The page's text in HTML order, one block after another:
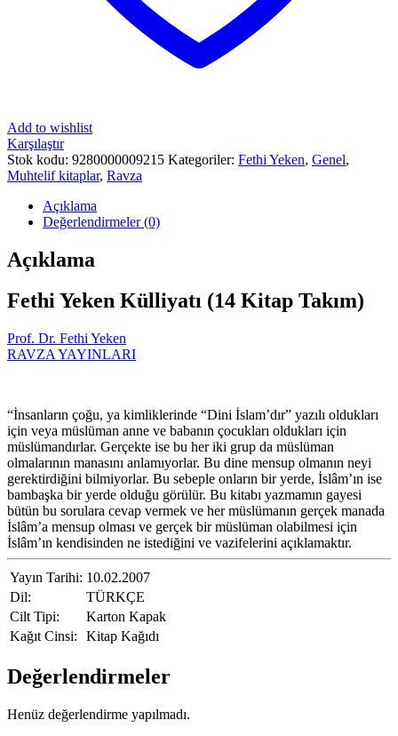
Add to wishlist
Karşılaştır
Stok kodu: 9280000009215 Kategoriler: Fethi Yeken, Genel,
Muhtelif kitaplar, Ravza
Açıklama
Değerlendirmeler (0)
Açıklama
Fethi Yeken Külliyatı (14 Kitap Takım)
Prof. Dr. Fethi Yeken
RAVZA YAYINLARI
“İnsanların çoğu, ya kimliklerinde “Dini İslam’dır” yazılı oldukları
için veya müslüman anne ve babanın çocukları oldukları için
müslümandırlar. Gerçekte ise bu her iki grup da müslüman
olmalarının manasını anlamıyorlar. Bu dine mensup olmanın neyi
gerektirdiğini bilmiyorlar. Bu sebeple onların bir yerde, İslâm’ın ise
bambaşka bir yerde olduğu görülür. Bu kitabı yazmamın gayesi
bütün bu sorulara cevap vermek ve her müslümanın gerçek manada
İslâm’a mensup olması ve gerçek bir müslüman olabilmesi için
İslâm’ın kendisinden ne istediğini ve vazifelerini açıklamaktır.
Yayın Tarihi: 10.02.2007
Dil:
TÜRKÇE
Cilt Tipi:
Karton Kapak
Kağıt Cinsi:
Kitap Kağıdı
Değerlendirmeler
Henüz değerlendirme yapılmadı.